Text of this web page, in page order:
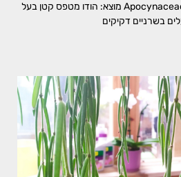
Flower משפחה: הרדופיים, Apocynaceae מוצא: הודו מטפס קטן בעל
בשרניים דקיקים